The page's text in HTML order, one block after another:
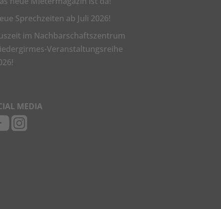
Sprechzeiten ab Juli 2026!
im Nachbarschaftszentrum
Veranstaltungsreihe
MEDIA